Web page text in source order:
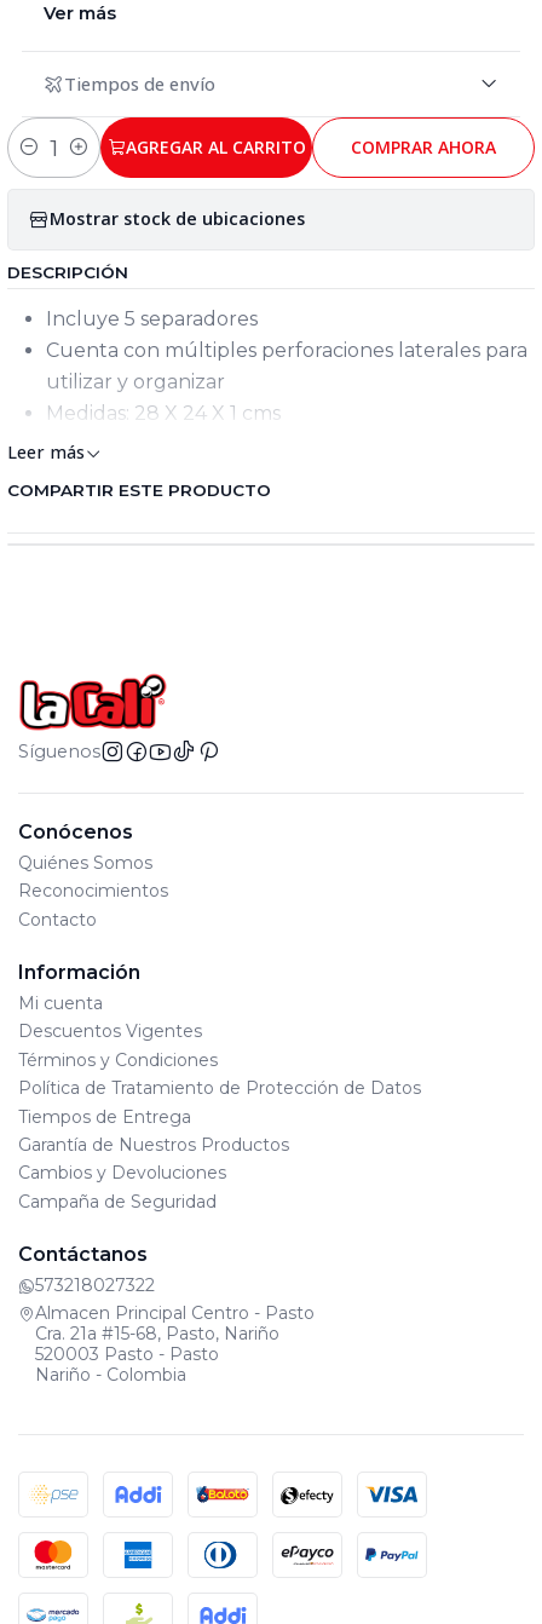
Ver más
Tiempos de envío
Cantidad
AGREGAR AL CARRITO COMPRAR AHORA
Mostrar stock de ubicaciones
DESCRIPCIÓN
Incluye 5 separadores
Cuenta con múltiples perforaciones laterales para
utilizar y organizar
Medidas: 28 X 24 X 1 cms
Leer más
COMPARTIR ESTE PRODUCTO
Síguenos
Conócenos
Quiénes Somos
Reconocimientos
Contacto
Información
Mi cuenta
Descuentos Vigentes
Términos y Condiciones
Política de Tratamiento de Protección de Datos
Tiempos de Entrega
Garantía de Nuestros Productos
Cambios y Devoluciones
Campaña de Seguridad
Contáctanos
573218027322
Almacen Principal Centro - Pasto
Cra. 21a #15-68, Pasto, Nariño
520003 Pasto - Pasto
Nariño - Colombia